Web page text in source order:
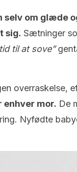
selv om glæde
sig. Sætninger
til at sove”
overraskelse,
mor. De
Nyfødte